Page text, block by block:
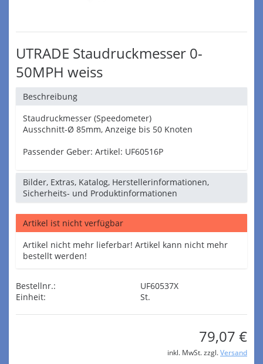
UTRADE Staudruckmesser 0-
50MPH weiss
Beschreibung
Staudruckmesser (Speedometer)
Ausschnitt-Ø 85mm, Anzeige bis 50 Knoten
Passender Geber: Artikel: UF60516P
Bilder, Extras, Katalog, Herstellerinformationen,
Sicherheits- und Produktinformationen
Artikel ist nicht verfügbar
Artikel nicht mehr lieferbar! Artikel kann nicht mehr
bestellt werden!
Bestellnr.:
UF60537X
Einheit:
St.
79,07 €
inkl. MwSt. zzgl. Versand